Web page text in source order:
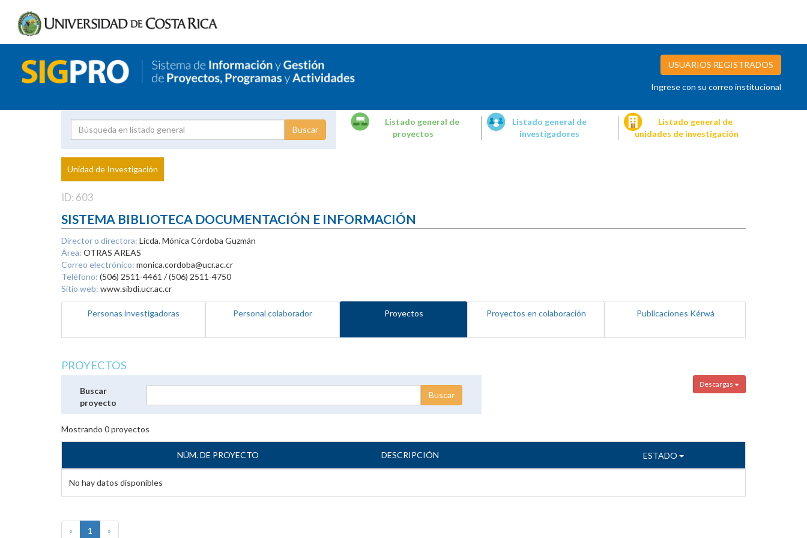
USUARIOS REGISTRADOS
Ingrese con su correo institucional
Proyecto
Investigador
Listado general de
proyectos
Listado general de
investigadores
Listado general de
unidades de investigación
Unidad de Investigación
ID: 603
SISTEMA BIBLIOTECA DOCUMENTACIÓN E INFORMACIÓN
Director o directora: Licda. Mónica Córdoba Guzmán
Área: OTRAS AREAS
Correo electrónico: monica.cordoba@ucr.ac.cr
Teléfono: (506) 2511-4461 / (506) 2511-4750
Sitio web: www.sibdi.ucr.ac.cr
Personas investigadoras Personal colaborador Proyectos Proyectos en colaboración Publicaciones Kérwá
PROYECTOS
Descargas
Buscar
proyecto
Mostrando 0proyectos
NÚM. DE PROYECTO DESCRIPCIÓN ESTADO
No hay datos disponibles
« 1 »